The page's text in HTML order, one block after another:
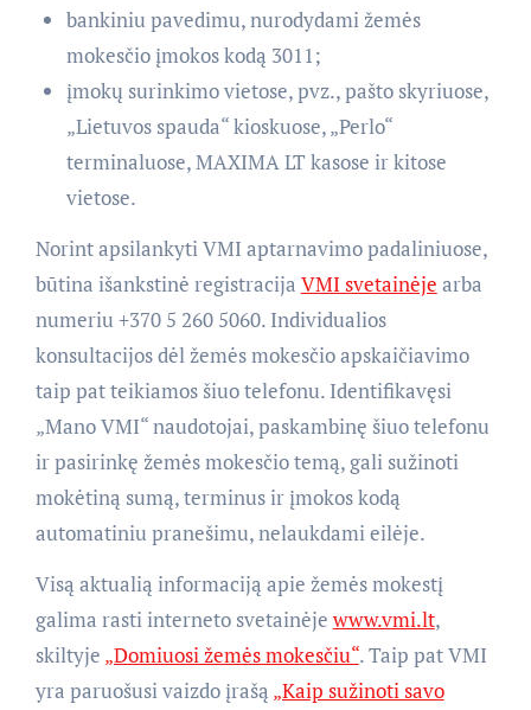
bankiniu pavedimu, nurodydami žemės
mokesčio įmokos kodą 3011;
įmokų surinkimo vietose, pvz., pašto skyriuose,
„Lietuvos spauda“ kioskuose, „Perlo“
terminaluose, MAXIMA LT kasose ir kitose
vietose.
Norint apsilankyti VMI aptarnavimo padaliniuose,
būtina išankstinė registracija VMI svetainėje arba
numeriu +370 5 260 5060. Individualios
konsultacijos dėl žemės mokesčio apskaičiavimo
taip pat teikiamos šiuo telefonu. Identifikavęsi
„Mano VMI“ naudotojai, paskambinę šiuo telefonu
ir pasirinkę žemės mokesčio temą, gali sužinoti
mokėtiną sumą, terminus ir įmokos kodą
automatiniu pranešimu, nelaukdami eilėje.
Visą aktualią informaciją apie žemės mokestį
galima rasti interneto svetainėje www.vmi.lt,
skiltyje „Domiuosi žemės mokesčiu“. Taip pat VMI
yra paruošusi vaizdo įrašą „Kaip sužinoti savo